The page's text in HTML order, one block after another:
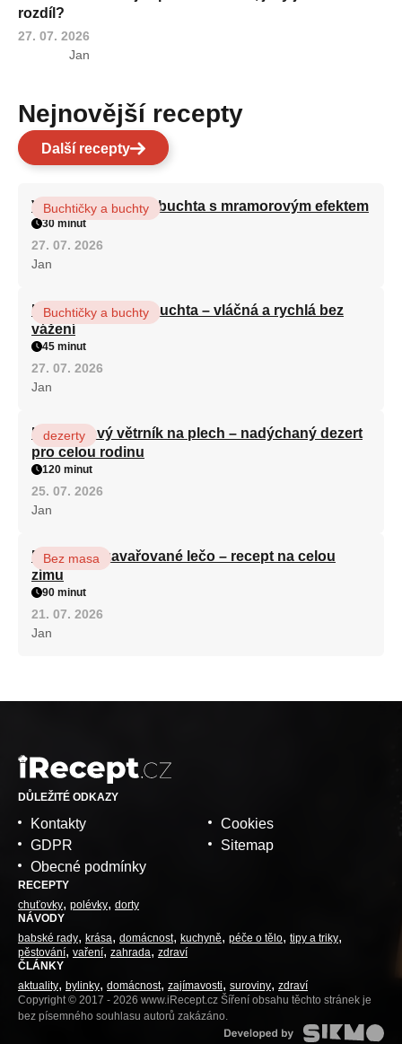
rozdíl?
27. 07. 2026
Jan
Nejnovější recepty
Další recepty
Vláčná olejová litá buchta s mramorovým efektem
Buchtičky a buchty
30 minut
27. 07. 2026
Jan
Hrnková maková buchta – vláčná a rychlá bez
vážení
Buchtičky a buchty
45 minut
27. 07. 2026
Jan
Karamelový větrník na plech – nadýchaný dezert
pro celou rodinu
dezerty
120 minut
25. 07. 2026
Jan
Babiččino zavařované lečo – recept na celou
zimu
Bez masa
90 minut
21. 07. 2026
Jan
DŮLEŽITÉ ODKAZY
Kontakty
GDPR
Obecné podmínky
Cookies
Sitemap
RECEPTY
chuťovky polévky dorty
NÁVODY
babské rady
krása domácnost kuchyně péče o tělo tipy a triky
pěstování vaření zahrada zdraví
ČLÁNKY
aktuality
bylinky domácnost zajímavosti suroviny zdraví
Copyright © 2017 - 2026 www.iRecept.cz Šíření obsahu těchto stránek je
bez písemného souhlasu autorů zakázáno.